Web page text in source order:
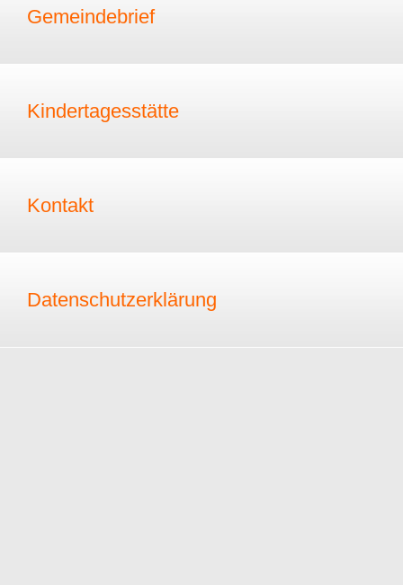
Gemeindebrief
Kindertagesstätte
Kontakt
Datenschutzerklärung